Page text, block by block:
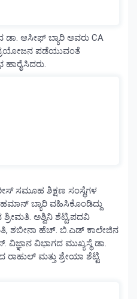
ಡಾ. ಆಸೀಫ್ ಬ್ಯಾರಿ ಅವರು CA
ಪಡೆಯುವಂತೆ
ಹಾರೈಸಿದರು.
ಸಮೂಹ ಶಿಕ್ಷಣ ಸಂಸ್ಥೆಗಳ
ಬ್ಯಾರಿ ವಹಿಸಿಕೊಂಡಿದ್ದು
ಅಶ್ವಿನಿ ಶೆಟ್ಟಿ,ಪದವಿ
ಶಬೀನಾ ಹೆಚ್. ಬಿ.ಎಡ್ ಕಾಲೇಜಿನ
ವಿಜ್ಞಾನ ವಿಭಾಗದ ಮುಖ್ಯಸ್ಥೆ ಡಾ.
ಮತ್ತು ಶ್ರೇಯಾ ಶೆಟ್ಟಿ